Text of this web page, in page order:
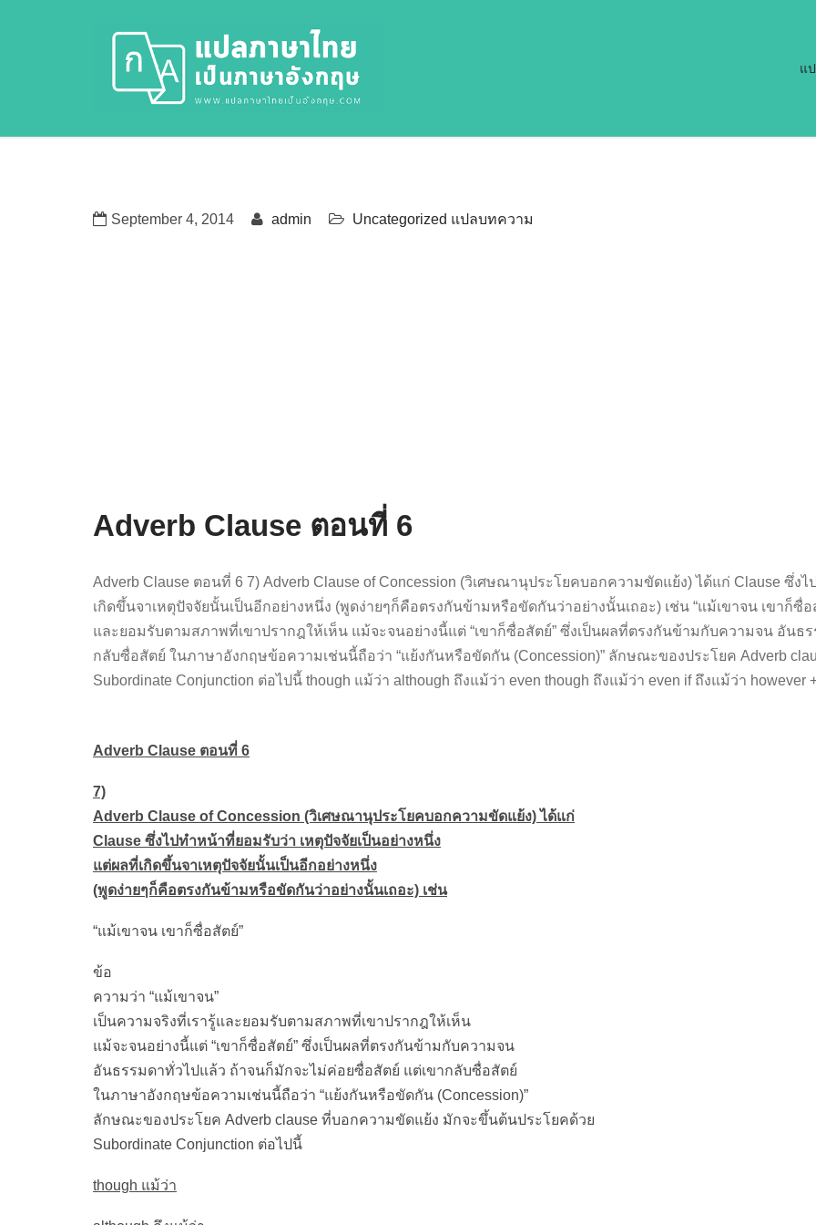
แ
September 4, 2014 admin Uncategorized แปลบทความ
Adverb Clause ตอนที่ 6
Adverb Clause ตอนที่ 6 7) Adverb Clause of Concession (วิเศษณานุประโยคบอกความขัดแย้ง) ได้แก่ Clause ซึ่
เกิดขึ้นจาเหตุปัจจัยนั้นเป็นอีกอย่างหนึ่ง (พูดง่ายๆก็คือตรงกันข้ามหรือขัดกันว่าอย่างนั้นเถอะ) เช่น “แม้เขาจน เขาก็ซื่อ
และยอมรับตามสภาพที่เขาปรากฎให้เห็น แม้จะจนอย่างนี้แต่ “เขาก็ซื่อสัตย์” ซึ่งเป็นผลที่ตรงกันข้ามกับความจน อัน
กลับซื่อสัตย์ ในภาษาอังกฤษข้อความเช่นนี้ถือว่า “แย้งกันหรือขัดกัน (Concession)” ลักษณะของประโยค Adverb
Subordinate Conjunction ต่อไปนี้ though แม้ว่า although ถึงแม้ว่า even though ถึงแม้ว่า even if ถึงแม้ว่า however
Adverb Clause ตอนที่ 6
7)
Adverb Clause of Concession (วิเศษณานุประโยคบอกความขัดแย้ง) ได้แก่
Clause ซึ่งไปทำหน้าที่ยอมรับว่า เหตุปัจจัยเป็นอย่างหนึ่ง
แต่ผลที่เกิดขึ้นจาเหตุปัจจัยนั้นเป็นอีกอย่างหนึ่ง
(พูดง่ายๆก็คือตรงกันข้ามหรือขัดกันว่าอย่างนั้นเถอะ) เช่น
“แม้เขาจน เขาก็ซื่อสัตย์”
ข้อ
ความว่า “แม้เขาจน”
เป็นความจริงที่เรารู้และยอมรับตามสภาพที่เขาปรากฎให้เห็น
แม้จะจนอย่างนี้แต่ “เขาก็ซื่อสัตย์” ซึ่งเป็นผลที่ตรงกันข้ามกับความจน
อันธรรมดาทั่วไปแล้ว ถ้าจนก็มักจะไม่ค่อยซื่อสัตย์ แต่เขากลับซื่อสัตย์
ในภาษาอังกฤษข้อความเช่นนี้ถือว่า “แย้งกันหรือขัดกัน (Concession)”
ลักษณะของประโยค Adverb clause ที่บอกความขัดแย้ง มักจะขึ้นต้นประโยคด้วย
Subordinate Conjunction ต่อไปนี้
though แม้ว่า